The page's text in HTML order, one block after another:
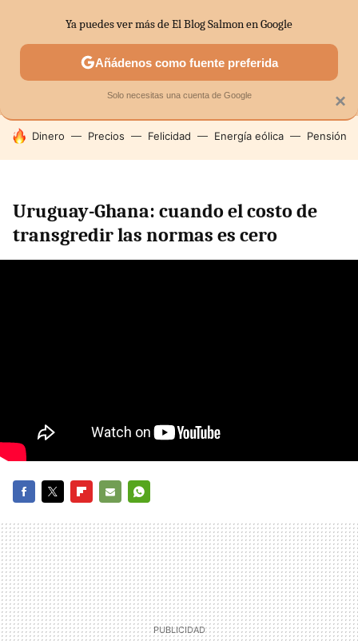
MENÚ NUEVO
ECONOMÍA DOMÉSTICA MERCADOS
HOY SE HABLA DE
Dinero Precios Felicidad Energía eólica Pensión
Uruguay-Ghana: cuando el costo de
transgredir las normas es cero
MAIL
×
Ya puedes ver más de El Blog Salmon en Google
Añádenos como fuente preferida
Solo necesitas una cuenta de Google